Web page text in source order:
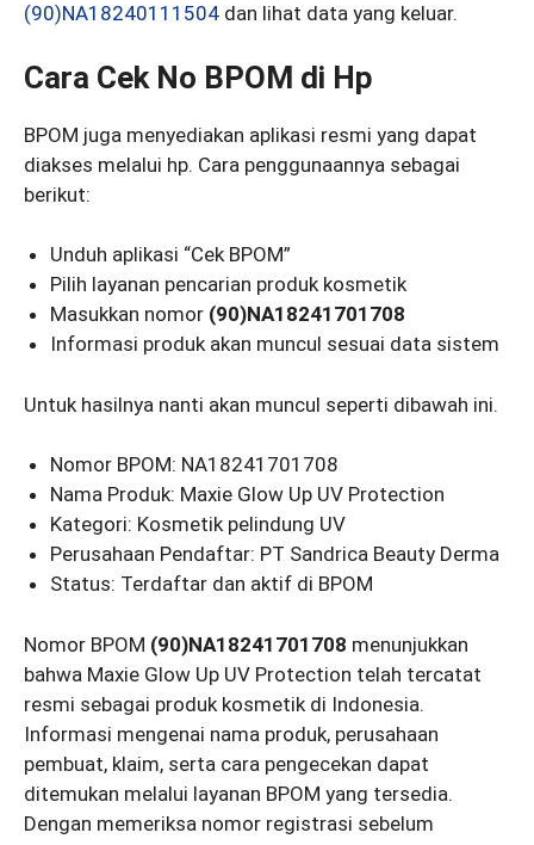
(90)NA18240111504 dan lihat data yang keluar.
Cara Cek No BPOM di Hp
BPOM juga menyediakan aplikasi resmi yang dapat
diakses melalui hp. Cara penggunaannya sebagai
berikut:
Unduh aplikasi “Cek BPOM”
Pilih layanan pencarian produk kosmetik
Masukkan nomor (90)NA18241701708
Informasi produk akan muncul sesuai data sistem
Untuk hasilnya nanti akan muncul seperti dibawah ini.
Nomor BPOM: NA18241701708
Nama Produk: Maxie Glow Up UV Protection
Kategori: Kosmetik pelindung UV
Perusahaan Pendaftar: PT Sandrica Beauty Derma
Status: Terdaftar dan aktif di BPOM
Nomor BPOM (90)NA18241701708 menunjukkan
bahwa Maxie Glow Up UV Protection telah tercatat
resmi sebagai produk kosmetik di Indonesia.
Informasi mengenai nama produk, perusahaan
pembuat, klaim, serta cara pengecekan dapat
ditemukan melalui layanan BPOM yang tersedia.
Dengan memeriksa nomor registrasi sebelum